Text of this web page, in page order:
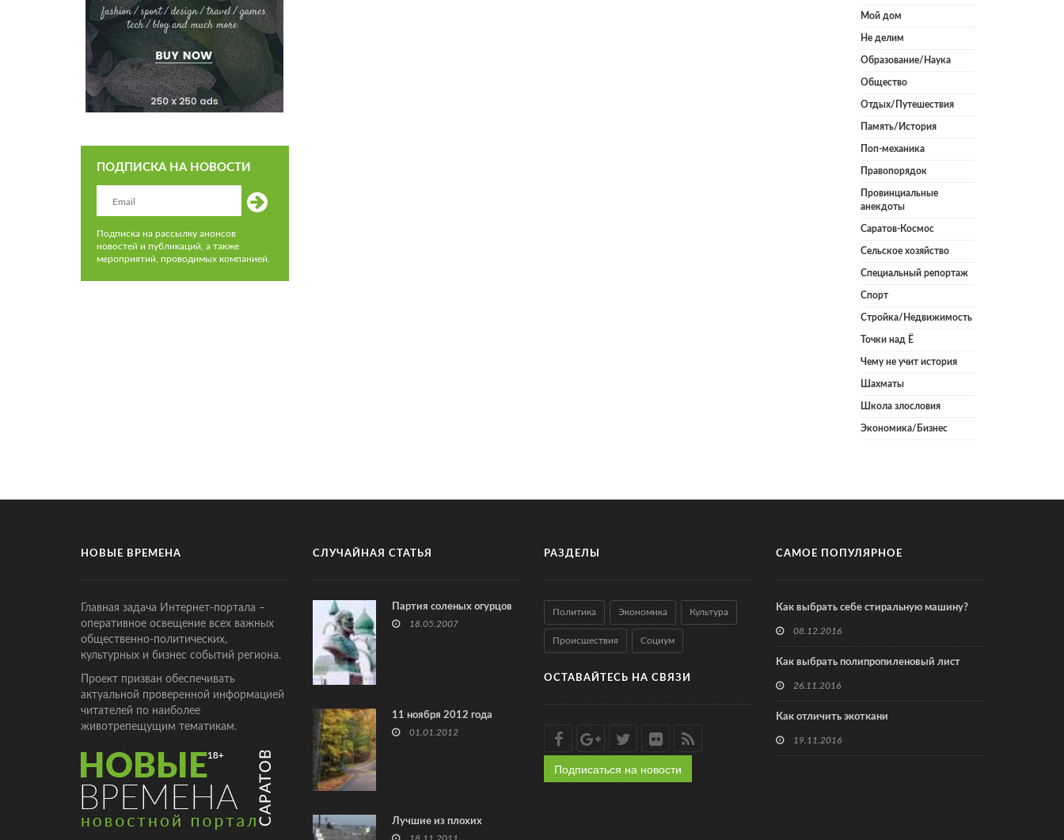
ПОДПИСКА НА НОВОСТИ
Подписка на рассылку анонсов
новостей и публикаций, а также
мероприятий, проводимых компанией.
Мой дом
Не делим
Образование/Наука
Общество
Отдых/Путешествия
Память/История
Поп-механика
Правопорядок
Провинциальные
анекдоты
Саратов-Космос
Сельское хозяйство
Специальный репортаж
Спорт
Стройка/Недвижимость
Точки над Ё
Чему не учит история
Шахматы
Школа злословия
Экономика/Бизнес
НОВЫЕ ВРЕМЕНА
Главная задача Интернет-портала –
оперативное освещение всех важных
общественно-политических,
культурных и бизнес событий региона.
Проект призван обеспечивать
актуальной проверенной информацией
читателей по наиболее
животрепещущим тематикам.
СЛУЧАЙНАЯ СТАТЬЯ
Партия соленых огурцов
18.05.2007
11 ноября 2012 года
01.01.2012
Лучшие из плохих
РАЗДЕЛЫ
Политика Экономика Культура
Происшествия Социум
ОСТАВАЙТЕСЬ НА СВЯЗИ
Подписаться на новости
САМОЕ ПОПУЛЯРНОЕ
Как выбрать себе стиральную машину?
08.12.2016
Как выбрать полипропиленовый лист
26.11.2016
Как отличить экоткани
19.11.2016